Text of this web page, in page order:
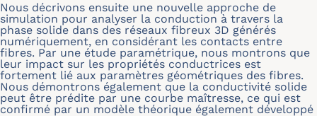
Nous décrivons ensuite une nouvelle approche de
simulation pour analyser la conduction à travers la
phase solide dans des réseaux fibreux 3D générés
numériquement, en considérant les contacts entre
fibres. Par une étude paramétrique, nous montrons que
leur impact sur les propriétés conductrices est
fortement lié aux paramètres géométriques des fibres.
Nous démontrons également que la conductivité solide
peut être prédite par une courbe maîtresse, ce qui est
confirmé par un modèle théorique également développé